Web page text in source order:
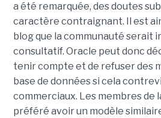
a été remarquée, des doutes
caractère contraignant. Il est
blog que la communauté serait
consultatif. Oracle peut donc
tenir compte et de refuser des
base de données si cela
commerciaux. Les membres de
préféré avoir un modèle